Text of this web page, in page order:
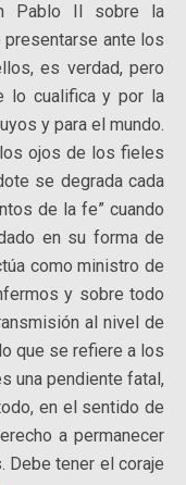
Pablo II sobre la
ante los
es verdad, pero
lo cualifica y por la
y para el mundo.
ojos de los fieles
se degrada cada
de la fe” cuando
en su forma de
como ministro de
y sobre todo
al nivel de
que se refiere a los
una pendiente fatal,
en el sentido de
a permanecer
Debe tener el coraje